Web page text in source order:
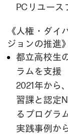
PCリユース
《人権・ダイ
ジョンの推進》
都立高校生
ラムを支援
2021年から
習課と認定
るプログラ
実践事例か